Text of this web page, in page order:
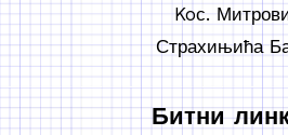
Koс.
Страхињића
Битни